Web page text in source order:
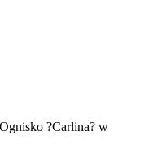
?Carlina? w